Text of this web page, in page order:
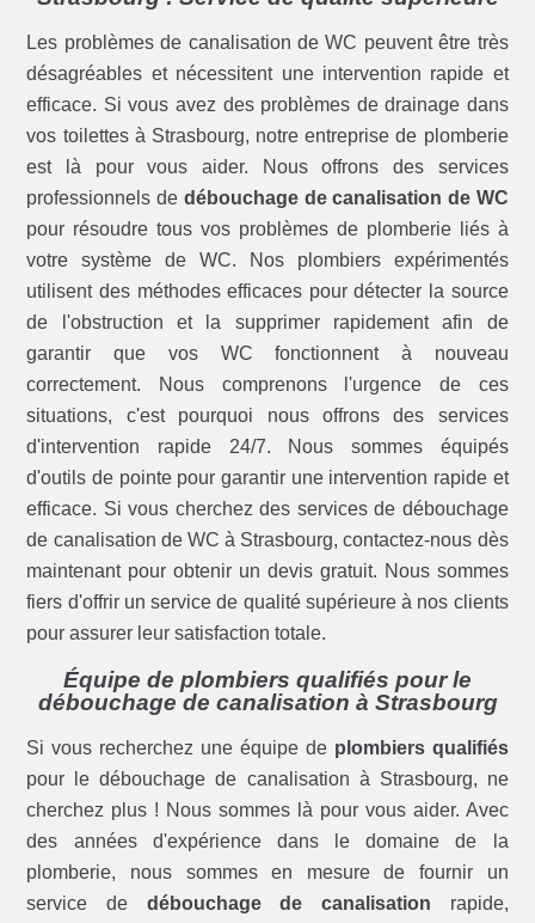
Les problèmes de canalisation de WC peuvent être très
désagréables et nécessitent une intervention rapide et
efficace. Si vous avez des problèmes de drainage dans
vos toilettes à Strasbourg, notre entreprise de plomberie
est là pour vous aider. Nous offrons des services
professionnels de débouchage de canalisation de WC
pour résoudre tous vos problèmes de plomberie liés à
votre système de WC. Nos plombiers expérimentés
utilisent des méthodes efficaces pour détecter la source
de l'obstruction et la supprimer rapidement afin de
garantir que vos WC fonctionnent à nouveau
correctement. Nous comprenons l'urgence de ces
situations, c'est pourquoi nous offrons des services
d'intervention rapide 24/7. Nous sommes équipés
d'outils de pointe pour garantir une intervention rapide et
efficace. Si vous cherchez des services de débouchage
de canalisation de WC à Strasbourg, contactez-nous dès
maintenant pour obtenir un devis gratuit. Nous sommes
fiers d'offrir un service de qualité supérieure à nos clients
pour assurer leur satisfaction totale.
Équipe de plombiers qualifiés pour le
débouchage de canalisation à Strasbourg
Si vous recherchez une équipe de plombiers qualifiés
pour le débouchage de canalisation à Strasbourg, ne
cherchez plus ! Nous sommes là pour vous aider. Avec
des années d'expérience dans le domaine de la
plomberie, nous sommes en mesure de fournir un
service de débouchage de canalisation rapide,